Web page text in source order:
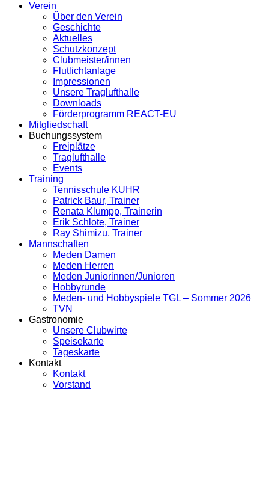
Verein
Über den Verein
Geschichte
Aktuelles
Schutzkonzept
Clubmeister/innen
Flutlichtanlage
Impressionen
Unsere Traglufthalle
Downloads
Förderprogramm REACT-EU
Mitgliedschaft
Buchungssystem
Freiplätze
Traglufthalle
Events
Training
Tennisschule KUHR
Patrick Baur, Trainer
Renata Klumpp, Trainerin
Erik Schlote, Trainer
Ray Shimizu, Trainer
Mannschaften
Meden Damen
Meden Herren
Meden Juniorinnen/Junioren
Hobbyrunde
Meden- und Hobbyspiele TGL – Sommer 2026
TVN
Gastronomie
Unsere Clubwirte
Speisekarte
Tageskarte
Kontakt
Kontakt
Vorstand